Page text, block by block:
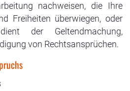
nachweisen, die Ihre
Freiheiten überwiegen, oder
der Geltendmachung,
von Rechtsansprüchen.